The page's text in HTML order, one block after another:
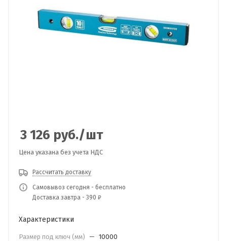
3 126 руб./шт
Цена указана без учета НДС
Рассчитать доставку
Самовывоз сегодня - бесплатно
Доставка завтра - 390 ₽
Характеристики
Размер под ключ (мм) — 10000